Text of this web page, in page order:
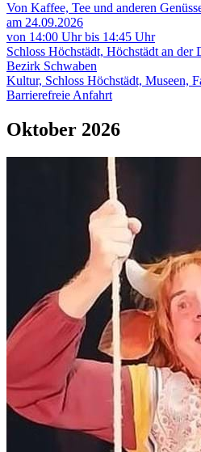
Von Kaffee, Tee und anderen
am 24.09.2026
von 14:00 Uhr bis 14:45 Uhr
Schloss Höchstädt, Höchstädt an der
Bezirk Schwaben
Kultur, Schloss Höchstädt, Museen,
Barrierefreie Anfahrt
Oktober 2026